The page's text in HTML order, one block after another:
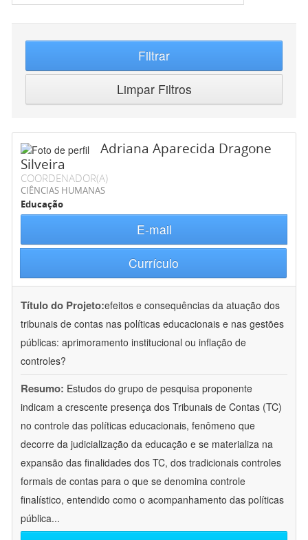
Filtrar
Limpar Filtros
Adriana Aparecida Dragone
Silveira
COORDENADOR(A)
CIÊNCIAS HUMANAS
Educação
E-mail
Currículo
Título do Projeto:efeitos e consequências da atuação dos
tribunais de contas nas políticas educacionais e nas gestões
públicas: aprimoramento institucional ou inflação de
controles?
Resumo: Estudos do grupo de pesquisa proponente
indicam a crescente presença dos Tribunais de Contas (TC)
no controle das políticas educacionais, fenômeno que
decorre da judicialização da educação e se materializa na
expansão das finalidades dos TC, dos tradicionais controles
formais de contas para o que se denomina controle
finalístico, entendido como o acompanhamento das políticas
pública...